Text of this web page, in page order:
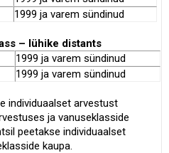
1999 ja varem sündinud
– lühike distants
1999 ja varem sündinud
1999 ja varem sündinud
individuaalset arvestust
ja vanuseklasside
peetakse individuaalset
kaupa.